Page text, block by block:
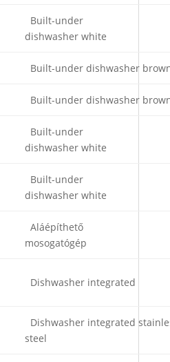
Built-under
dishwasher white
Built-under dishwasher
Built-under dishwasher
Built-under
dishwasher white
Built-under
dishwasher white
Aláépíthető
mosogatógép
Dishwasher integrated
Dishwasher integrated
steel